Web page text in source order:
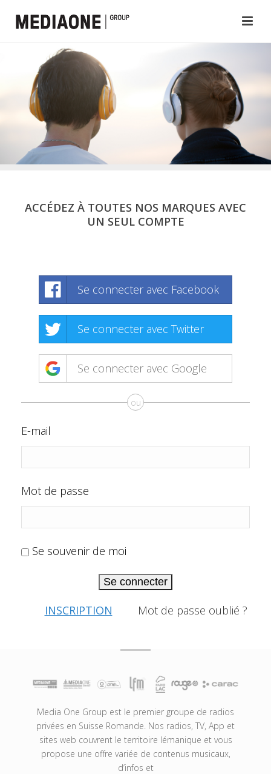
ACCÉDEZ À TOUTES NOS MARQUES AVEC
UN SEUL COMPTE
Se connecter avec Facebook
Se connecter avec Twitter
Se connecter avec Google
ou
E-mail
Mot de passe
Se souvenir de moi
Se connecter
INSCRIPTION Mot de passe oublié ?
Media One Group est le premier groupe de radios
privées en Suisse Romande. Nos radios, TV, App et
sites web couvrent le territoire lémanique et vous
propose une offre variée de contenus musicaux,
d’infos et